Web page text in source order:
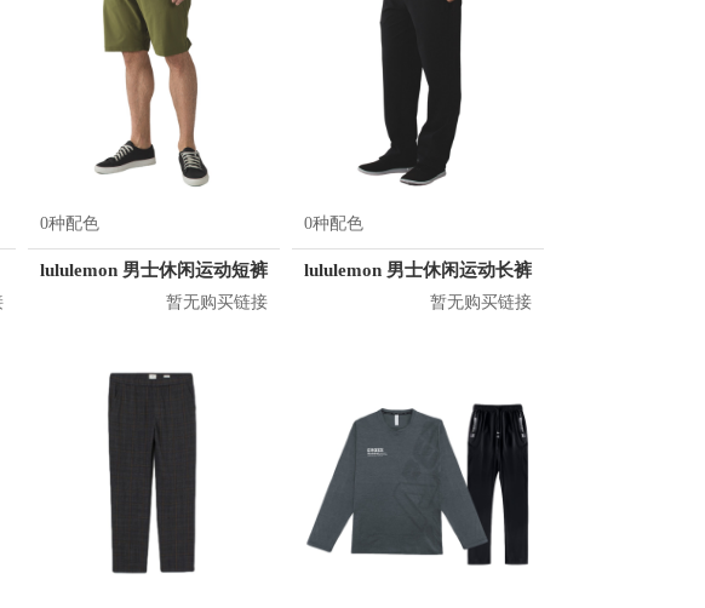
0种配色
lululemon 男士休闲运动短裤
暂无购买链接
0种配色
lululemon 男士休闲运动长裤
暂无购买链接